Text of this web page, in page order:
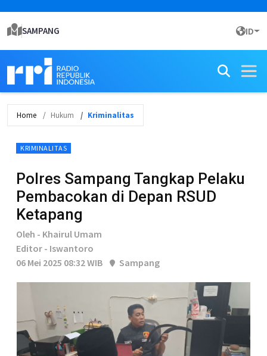
SAMPANG ID
Home Hukum Kriminalitas
KRIMINALITAS
Polres Sampang Tangkap Pelaku
Pembacokan di Depan RSUD
Ketapang
Oleh - Khairul Umam
Editor - Iswantoro
06 Mei 2025 08:32 WIB
Sampang